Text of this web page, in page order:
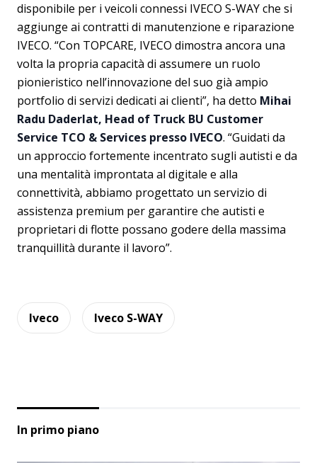
disponibile per i veicoli connessi IVECO S-WAY che si
aggiunge ai contratti di manutenzione e riparazione
IVECO. “Con TOPCARE, IVECO dimostra ancora una
volta la propria capacità di assumere un ruolo
pionieristico nell’innovazione del suo già ampio
portfolio di servizi dedicati ai clienti”, ha detto Mihai
Radu Daderlat, Head of Truck BU Customer
Service TCO & Services presso IVECO. “Guidati da
un approccio fortemente incentrato sugli autisti e da
una mentalità improntata al digitale e alla
connettività, abbiamo progettato un servizio di
assistenza premium per garantire che autisti e
proprietari di flotte possano godere della massima
tranquillità durante il lavoro”.
Iveco Iveco S-WAY
In primo piano